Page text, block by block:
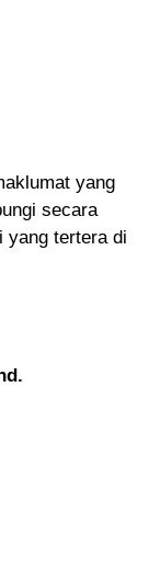
yang
secara
yang tertera di